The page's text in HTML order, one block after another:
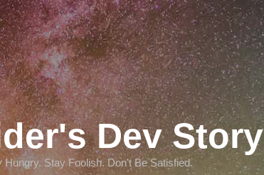
Dev Story
Hungry. Stay Foolish. Don't Be Satisfied.